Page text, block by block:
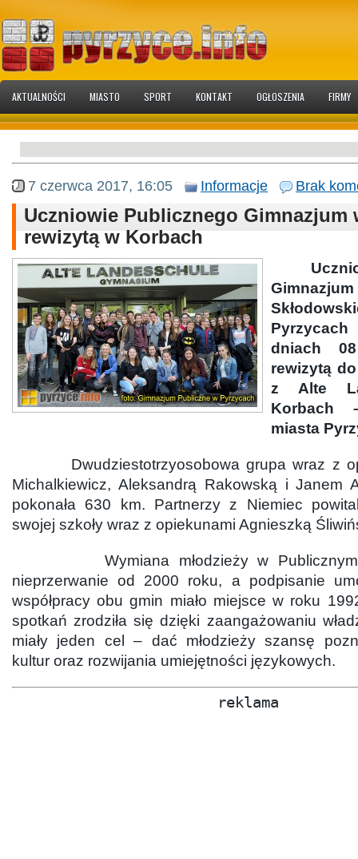
AKTUALNOŚCI MIASTO SPORT KONTAKT OGŁOSZENIA FIRMY
7 czerwca 2017, 16:05 Informacje Brak
Uczniowie Publicznego Gimnazjum
rewizytą w Korbach
dniach
rewizytą
z Alte
Korbach
miasta
Dwudziestotrzyosobowa grupa wraz z
Michalkiewicz, Aleksandrą Rakowską i Janem
pokonała 630 km. Partnerzy z Niemiec
swojej szkoły wraz z opiekunami Agnieszką
Wymiana młodzieży w Publicznym
nieprzerwanie od 2000 roku, a podpisanie
współpracy obu gmin miało miejsce w roku
spotkań zrodziła się dzięki zaangażowaniu
miały jeden cel – dać młodzieży szansę
kultur oraz rozwijania umiejętności językowych.
reklama